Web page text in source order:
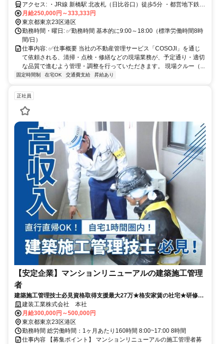
アクセス: ・JR線 新橋駅 北改札（日比谷口）徒歩5分 ・都営地下鉄三
田線 内幸町駅 A5番出口 徒歩2分 ・都営三田線 日比谷駅 A13番出口
徒歩8分
月給250,000円～333,333円
東京都東京23区港区
勤務時間・曜日: ✅勤務時間 基本的に9:00～18:00（標準労働時間8時
間/日）
仕事内容: ✅仕事概要 当社の不動産管理サービス「COSOJI」を通じ
て依頼される、清掃・点検・修繕などの現場業務が、予定通り・適切
な品質で進むよう管理・調整を行っていただきます。 現場クルー（...
固定時間制 在宅OK 交通費支給 昇給あり
正社員
【安定企業】マンションリニューアルの建築施工管理
者
建築施工管理技士必見資格取得支援最大27万★格安家賃の社宅★研修あ
り 建装工業株式会社 本社
月給300,000円～500,000円
東京都東京23区港区
勤務時間 総労働時間：1ヶ月あたり160時間 8:00~17:00 8時間
仕事内容 【募集ポイント】 マンションリニューアルの施工管理者募